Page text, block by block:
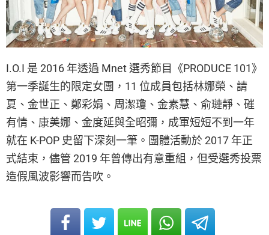
I.O.I 是 2016 年透過 Mnet 選秀節目《PRODUCE 101》
第一季誕生的限定女團，11 位成員包括林娜榮、請
夏、金世正、鄭彩娟、周潔瓊、金素慧、俞璉靜、磪
有情、康美娜、金度延與全昭彌，成軍短短不到一年
就在 K-POP 史留下深刻一筆。團體活動於 2017 年正
式結束，儘管 2019 年曾傳出有意重組，但受選秀投票
造假風波影響而告吹。